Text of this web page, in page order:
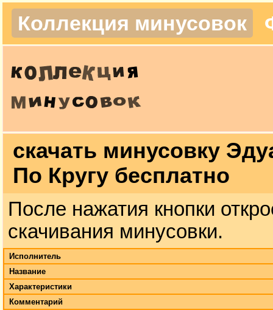
Коллекция минусовок
скачать минусовку
По Кругу бесплатно
После нажатия кнопки
скачивания минусовки.
Исполнитель
Название
Характеристики
Комментарий